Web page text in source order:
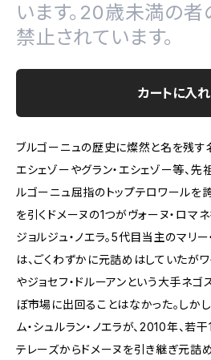
います。20歳未満の
禁止されています。
カートに入
ブルゴーニュの歴史に燦然と名を残す
エシェゾーやグラン・エシェゾー等、
ルゴーニュ屈指のトップテロワールを
を引くドメーヌの1つがヴォーヌ・ロマ
ジョルジュ・ノエラ。5代目当主のマリ
は、ごくわずかに元詰めはしていたが
やジョセフ・ドルーアンという大手ネゴ
ぼ市場に出回ることはなかった。しか
ム・シュルラン・ノエラが、2010年、若
テレーズからドメーヌを引き継ぎ元詰